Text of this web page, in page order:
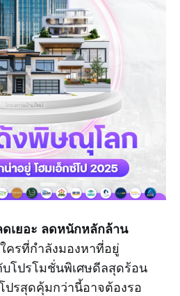
เยอะ ลดหนักหลักล้าน
ครที่กำลังมองหาที่อยู่
โปรโมชั่นพิเศษดีลสุดร้อน
ปรสุดคุ้มกว่านี้อาจต้องรอ